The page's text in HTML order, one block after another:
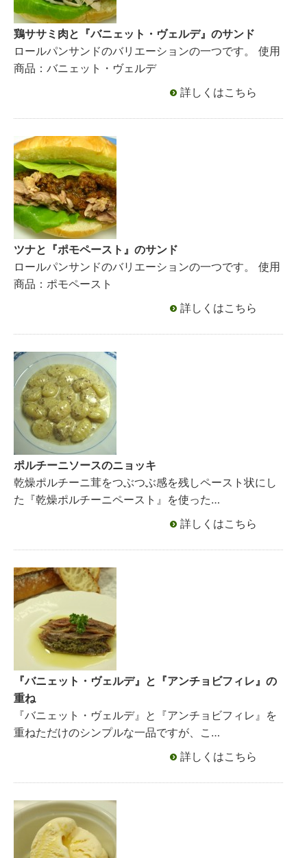
鶏ササミ肉と『バニェット・ヴェルデ』のサンド
ロールパンサンドのバリエーションの一つです。 使用
商品：バニェット・ヴェルデ
詳しくはこちら
ツナと『ポモペースト』のサンド
ロールパンサンドのバリエーションの一つです。 使用
商品：ポモペースト
詳しくはこちら
ポルチーニソースのニョッキ
乾燥ポルチーニ茸をつぶつぶ感を残しペースト状にし
た『乾燥ポルチーニペースト』を使った…
詳しくはこちら
『バニェット・ヴェルデ』と『アンチョビフィレ』の
重ね
『バニェット・ヴェルデ』と『アンチョビフィレ』を
重ねただけのシンプルな一品ですが、こ…
詳しくはこちら